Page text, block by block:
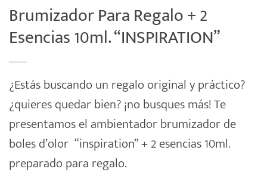
Brumizador Para Regalo + 2
Esencias 10ml. “INSPIRATION”
¿Estás buscando un regalo original y práctico?
¿quieres quedar bien? ¡no busques más! Te
presentamos el ambientador brumizador de
boles d’olor “inspiration” + 2 esencias 10ml.
preparado para regalo.